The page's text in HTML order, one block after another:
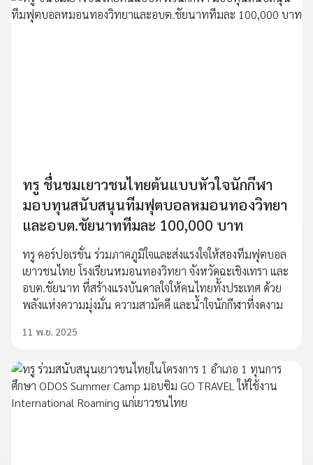
ทรู ชื่นชมเยาวชนไทยต้นแบบหัวใจนักกีฬา
มอบทุนสนับสนุนทีมฟุตบอลหมอนทองวิทยา
และอบต.ชัยนาททีมละ 100,000 บาท
ทรู คอร์ปอเรชั่น ร่วมภาคภูมิใจและส่งแรงใจให้สองทีมฟุตบอล
เยาวชนไทย โรงเรียนหมอนทองวิทยา จังหวัดฉะเชิงเทรา และ
อบต.ชัยนาท ที่สร้างแรงบันดาลใจให้คนไทยทั้งประเทศ ด้วย
พลังแห่งความมุ่งมั่น ความสามัคคี และน้ำใจนักกีฬาที่งดงาม
11 พ.ย. 2025